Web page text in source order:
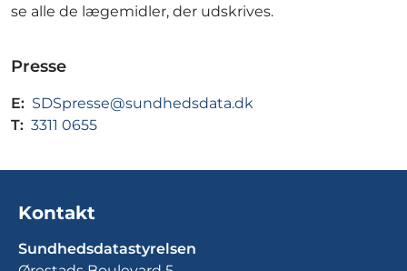
se alle de lægemidler, der udskrives.
Presse
E: SDSpresse@sundhedsdata.dk
T: 3311 0655
Kontakt
Sundhedsdatastyrelsen